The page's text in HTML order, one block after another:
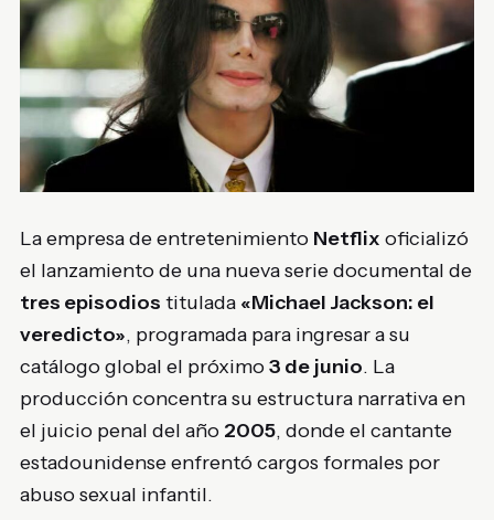
La empresa de entretenimiento Netflix oficializó
el lanzamiento de una nueva serie documental de
tres episodios titulada «Michael Jackson: el
veredicto», programada para ingresar a su
catálogo global el próximo3 de junio. La
producción concentra su estructura narrativa en
el juicio penal del año 2005, donde el cantante
estadounidense enfrentó cargos formales por
abuso sexual infantil.